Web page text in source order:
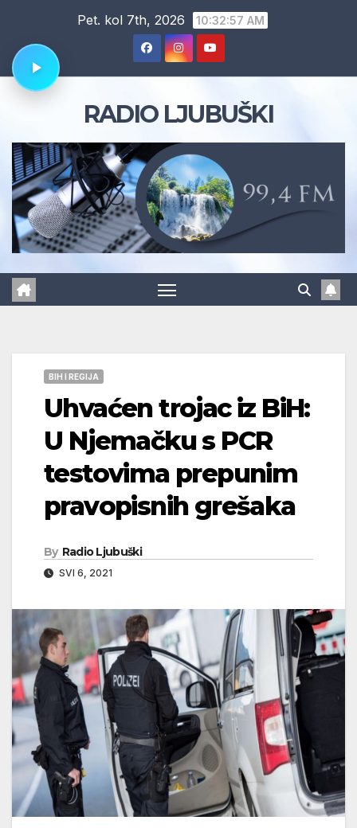
content
Pet. kol 7th, 2026 10:32:58 AM
RADIO LJUBUŠKI
BIH I REGIJA
Uhvaćen trojac iz BiH:
U Njemačku s PCR
testovima prepunim
pravopisnih grešaka
By Radio Ljubuški
SVI 6, 2021